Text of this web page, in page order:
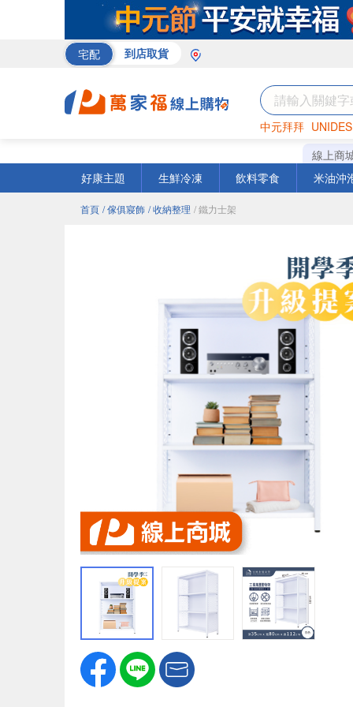
宅配 到店取貨
中元拜拜
罐頭 咖啡
線上商
好康主題
生鮮冷凍 飲料零食 米油沖
首頁 / 傢俱寢飾 / 收納整理 / 鐵力士架